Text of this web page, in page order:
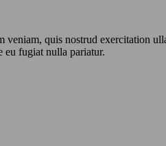
quis nostrud exercitation
eu fugiat nulla pariatur.